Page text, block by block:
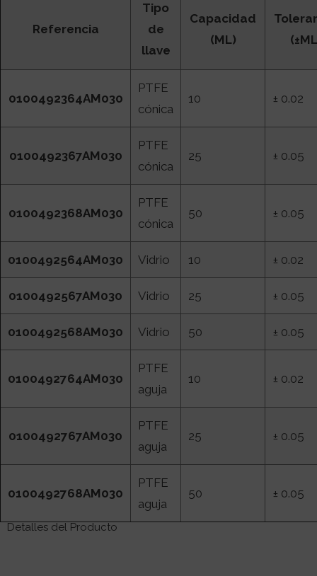
Referencia
Tipo
de
llave
Capacidad
(ML)
0100492364AM030
PTFE
cónica
10 ± 0.02
0100492367AM030
PTFE
cónica
25 ± 0.05
0100492368AM030
PTFE
cónica
50 ± 0.05
0100492564AM030 Vidrio 10 ± 0.02
0100492567AM030 Vidrio 25 ± 0.05
0100492568AM030 Vidrio 50 ± 0.05
0100492764AM030
PTFE
aguja
10 ± 0.02
0100492767AM030
PTFE
aguja
25 ± 0.05
0100492768AM030
PTFE
aguja
50 ± 0.05
Detalles del Producto